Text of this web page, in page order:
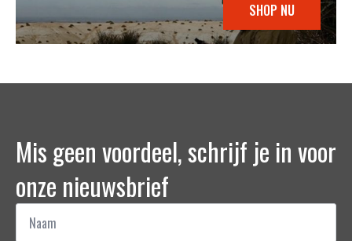
SHOP NU
Mis geen voordeel, schrijf je in voor
onze nieuwsbrief
Naam